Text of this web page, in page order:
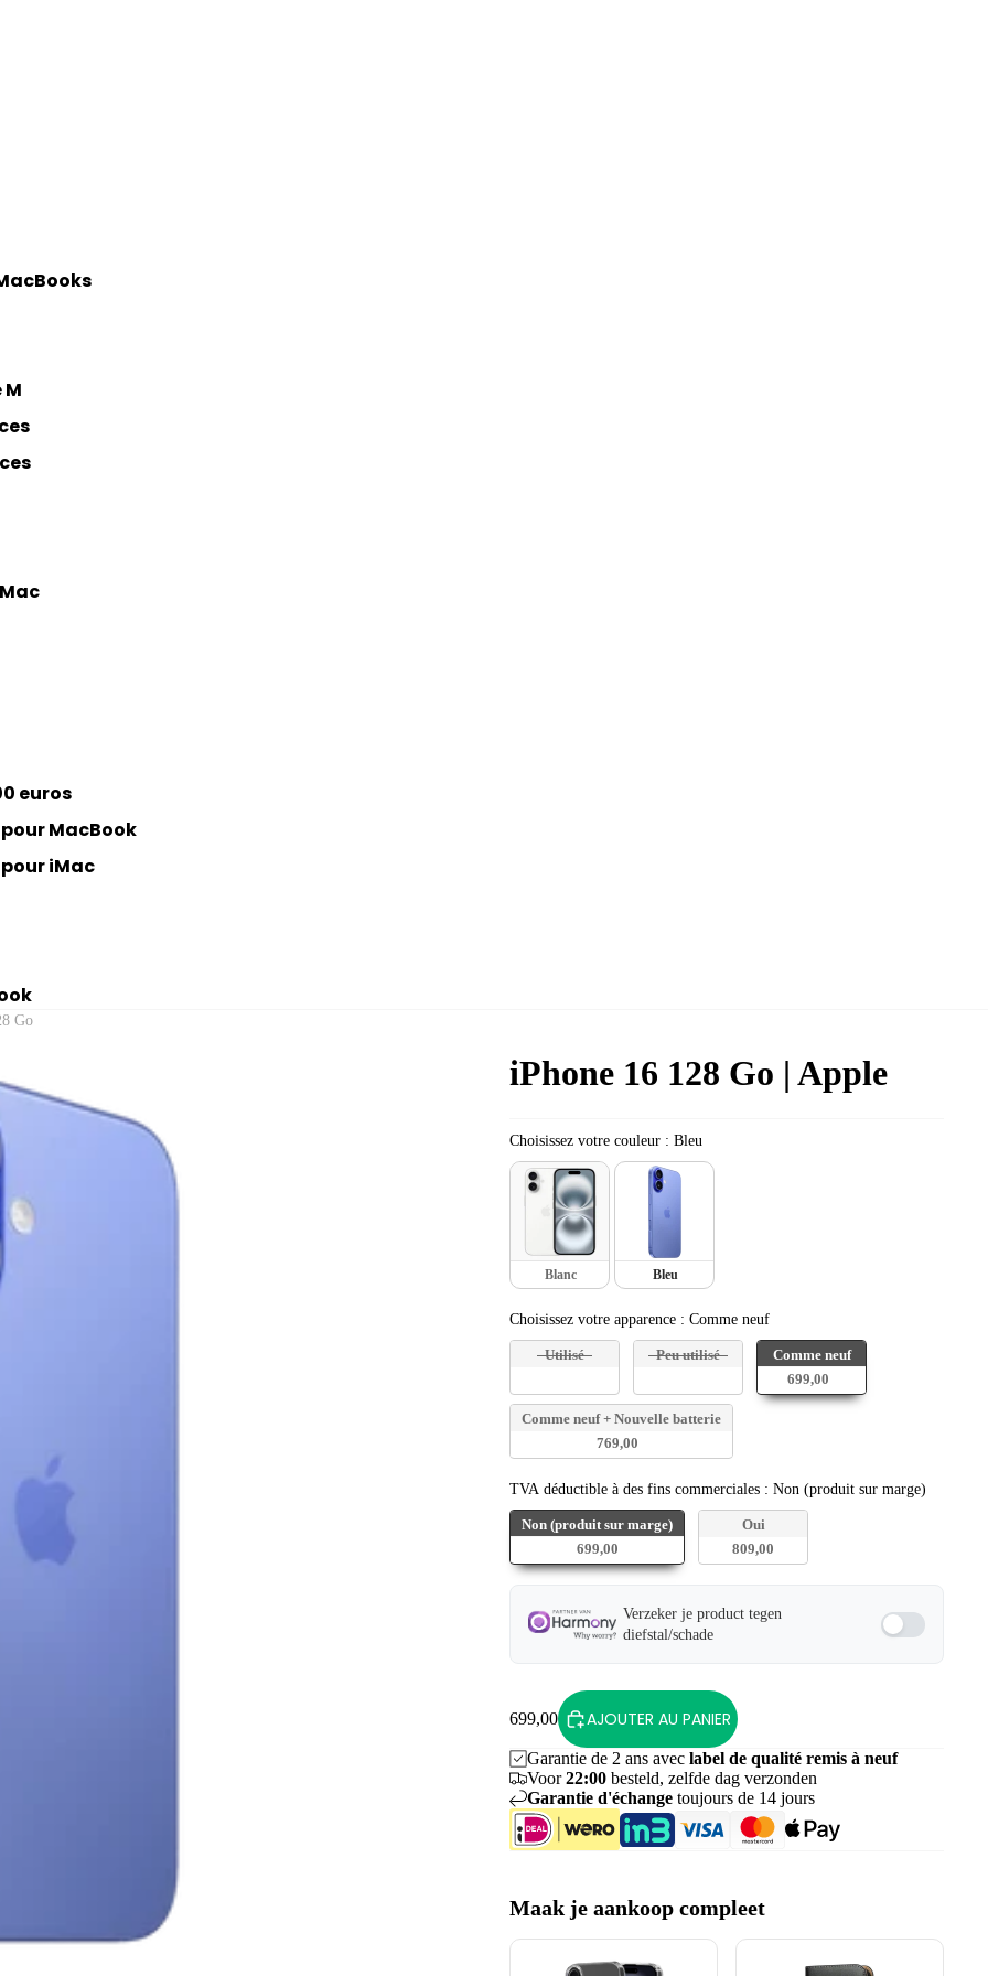
euros
MacBook
iMac
Go
iPhone 16 128 Go | Apple
Choisissez votre couleur : Bleu
Blanc Bleu
Choisissez votre apparence : Comme neufChoisissez votre apparence
Utilisé Peu utilisé
Comme neuf
699,00+
Comme neuf + Nouvelle batterie
769,00+
TVA déductible à des fins commerciales : Non (produit sur marge)
Non (produit sur marge)
699,00
Oui
809,00
Verzeker je product tegen
diefstal/schade
699,00 AJOUTER AU PANIER
Garantie de 2 ans avec label de qualité remis à neuf
Voor22:00 besteld, zelfde dag verzonden
Garantie d'échange toujours de 14 jours
Maak je aankoop compleet